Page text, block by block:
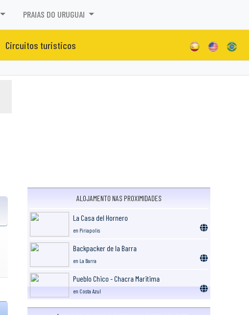
PRAIAS DO URUGUAI
Circuitos turisticos
ALOJAMENTO NAS PROXIMIDADES
La Casa del Hornero
en Piriapolis
Backpacker de la Barra
en La Barra
Pueblo Chico - Chacra Maritima
en Costa Azul